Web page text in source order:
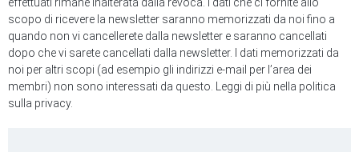
effettuati rimane inalterata dalla revoca. I dati che ci fornite allo
scopo di ricevere la newsletter saranno memorizzati da noi fino a
quando non vi cancellerete dalla newsletter e saranno cancellati
dopo che vi sarete cancellati dalla newsletter. I dati memorizzati da
noi per altri scopi (ad esempio gli indirizzi e-mail per l’area dei
membri) non sono interessati da questo. Leggi di più nella politica
sulla privacy.